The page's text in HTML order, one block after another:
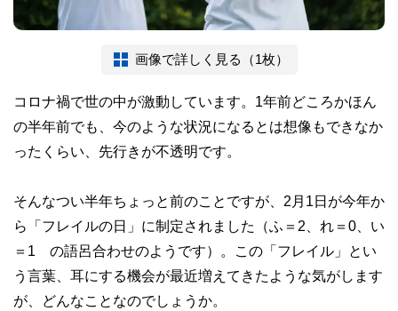
画像で詳しく見る（1枚）
コロナ禍で世の中が激動しています。1年前どころかほん
の半年前でも、今のような状況になるとは想像もできなか
ったくらい、先行きが不透明です。
そんなつい半年ちょっと前のことですが、2月1日が今年か
ら「フレイルの日」に制定されました（ふ＝2、れ＝0、い
＝1 の語呂合わせのようです）。この「フレイル」とい
う言葉、耳にする機会が最近増えてきたような気がします
が、どんなことなのでしょうか。